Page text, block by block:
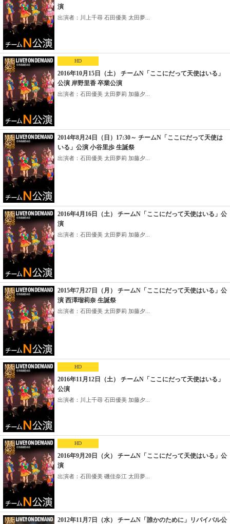
演
出演者：川上千尋 石田優美 太田夢...
HD
2016年10月15日（土） チームN「ここにだって天使はいる」
公演 岸野里香 卒業公演
出演者：石田優美 太田夢莉 加藤夕...
2014年8月24日（日）17:30～ チームN「ここにだって天使は
いる」公演 小谷里歩 生誕祭
出演者：石田優美 太田夢莉 加藤夕...
2016年4月16日（土） チームN「ここにだって天使はいる」公
演
出演者：石田優美 太田夢莉 加藤夕...
2015年7月27日（月） チームN「ここにだって天使はいる」公
演 西澤瑠莉奈 生誕祭
出演者：石田優美 太田夢莉 加藤夕...
HD
2016年11月12日（土） チームN「ここにだって天使はいる」
公演
出演者：川上千尋 石田優美 加藤夕...
HD
2016年9月20日（火） チームN「ここにだって天使はいる」公
演
出演者：石田優美 磯佳奈江 太田夢...
2012年11月7日（水） チームN「誰かのために」リバイバル公